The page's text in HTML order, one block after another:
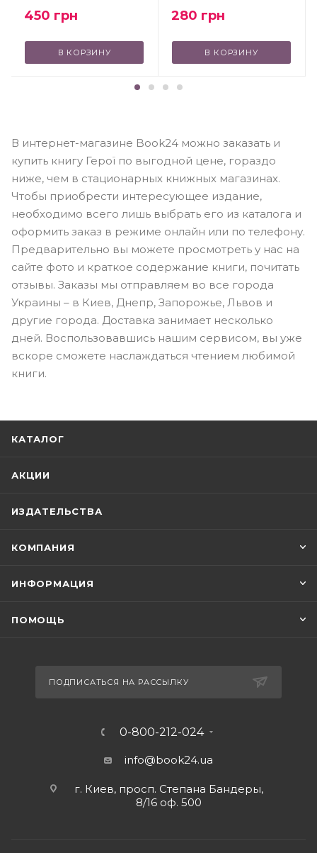
450 грн
В КОРЗИНУ
280 грн
В КОРЗИНУ
В интернет-магазине Book24 можно заказать и
купить книгу Герої по выгодной цене, гораздо
ниже, чем в стационарных книжных магазинах.
Чтобы приобрести интересующее издание,
необходимо всего лишь выбрать его из каталога и
оформить заказ в режиме онлайн или по телефону.
Предварительно вы можете просмотреть у нас на
сайте фото и краткое содержание книги, почитать
отзывы. Заказы мы отправляем во все города
Украины – в Киев, Днепр, Запорожье, Львов и
другие города. Доставка занимает несколько
дней. Воспользовавшись нашим сервисом, вы уже
вскоре сможете наслаждаться чтением любимой
книги.
КАТАЛОГ
АКЦИИ
ИЗДАТЕЛЬСТВА
КОМПАНИЯ
ИНФОРМАЦИЯ
ПОМОЩЬ
ПОДПИСАТЬСЯ НА РАССЫЛКУ
0-800-212-024
info@book24.ua
г. Киев, просп. Степана Бандеры,
8/16 оф. 500